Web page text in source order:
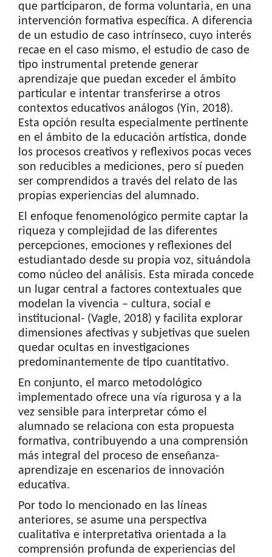
que participaron, de forma voluntaria, en una
intervención formativa específica. A diferencia
de un estudio de caso intrínseco, cuyo interés
recae en el caso mismo, el estudio de caso de
tipo instrumental pretende generar
aprendizaje que puedan exceder el ámbito
particular e intentar transferirse a otros
contextos educativos análogos (Yin, 2018).
Esta opción resulta especialmente pertinente
en el ámbito de la educación artística, donde
los procesos creativos y reflexivos pocas veces
son reducibles a mediciones, pero sí pueden
ser comprendidos a través del relato de las
propias experiencias del alumnado.
El enfoque fenomenológico permite captar la
riqueza y complejidad de las diferentes
percepciones, emociones y reflexiones del
estudiantado desde su propia voz, situándola
como núcleo del análisis. Esta mirada concede
un lugar central a factores contextuales que
modelan la vivencia – cultura, social e
institucional- (Vagle, 2018) y facilita explorar
dimensiones afectivas y subjetivas que suelen
quedar ocultas en investigaciones
predominantemente de tipo cuantitativo.
En conjunto, el marco metodológico
implementado ofrece una vía rigurosa y a la
vez sensible para interpretar cómo el
alumnado se relaciona con esta propuesta
formativa, contribuyendo a una comprensión
más integral del proceso de enseñanza-
aprendizaje en escenarios de innovación
educativa.
Por todo lo mencionado en las líneas
anteriores, se asume una perspectiva
cualitativa e interpretativa orientada a la
comprensión profunda de experiencias del